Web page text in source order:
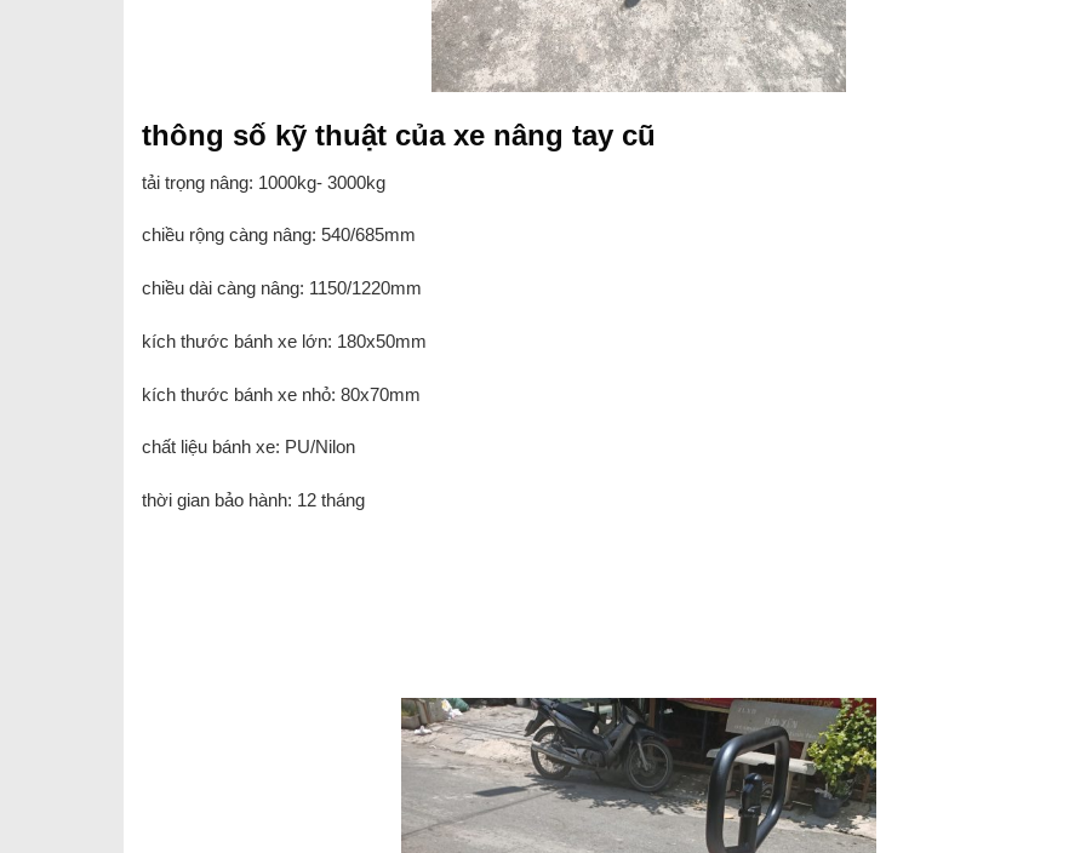
thông số kỹ thuật của xe nâng tay cũ
tải trọng nâng: 1000kg- 3000kg
chiều rộng càng nâng: 540/685mm
chiều dài càng nâng: 1150/1220mm
kích thước bánh xe lớn: 180x50mm
kích thước bánh xe nhỏ: 80x70mm
chất liệu bánh xe: PU/Nilon
thời gian bảo hành: 12 tháng